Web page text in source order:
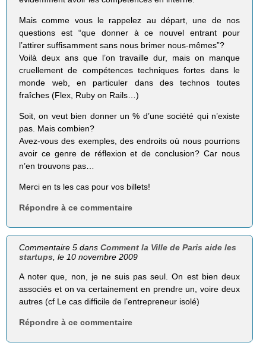
Mais comme vous le rappelez au départ, une de nos
questions est “que donner à ce nouvel entrant pour
l’attirer suffisamment sans nous brimer nous-mêmes”?
Voilà deux ans que l’on travaille dur, mais on manque
cruellement de compétences techniques fortes dans le
monde web, en particuler dans des technos toutes
fraîches (Flex, Ruby on Rails…)
Soit, on veut bien donner un % d’une société qui n’existe
pas. Mais combien?
Avez-vous des exemples, des endroits où nous pourrions
avoir ce genre de réflexion et de conclusion? Car nous
n’en trouvons pas…
Merci en ts les cas pour vos billets!
Répondre à ce commentaire
Commentaire 5 dansComment la Ville de Paris aide les
startups, le 10 novembre 2009
A noter que, non, je ne suis pas seul. On est bien deux
associés et on va certainement en prendre un, voire deux
autres (cf Le cas difficile de l’entrepreneur isolé)
Répondre à ce commentaire